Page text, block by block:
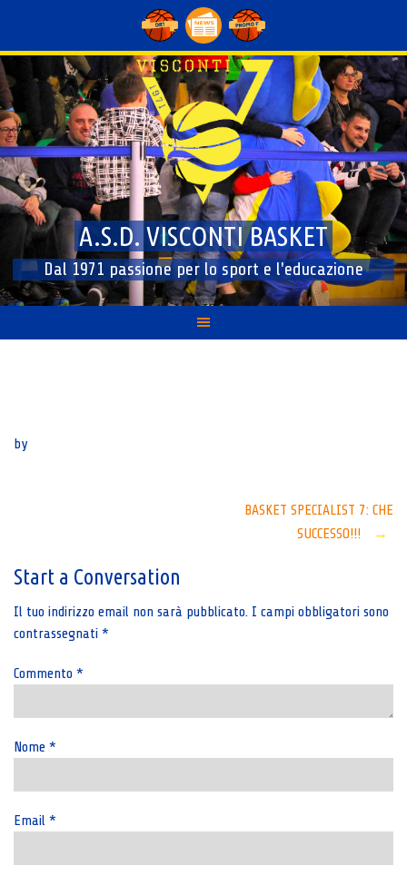
content
A.S.D. VISCONTI BASKET
Dal 1971 passione per lo sport e l'educazione
by
BASKET SPECIALIST 7: CHE
SUCCESSO!!!
→
Start a Conversation
Il tuo indirizzo email non sarà pubblicato. I campi obbligatori sono
contrassegnati *
Commento *
Nome *
Email *